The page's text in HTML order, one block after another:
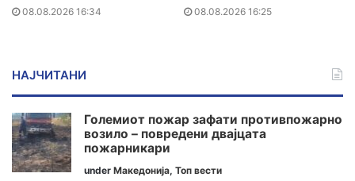
08.08.2026 16:34 08.08.2026 16:25
НАЈЧИТАНИ
Големиот пожар зафати противпожарно
возило – повредени двајцата
пожарникари
under Македонија, Топ вести